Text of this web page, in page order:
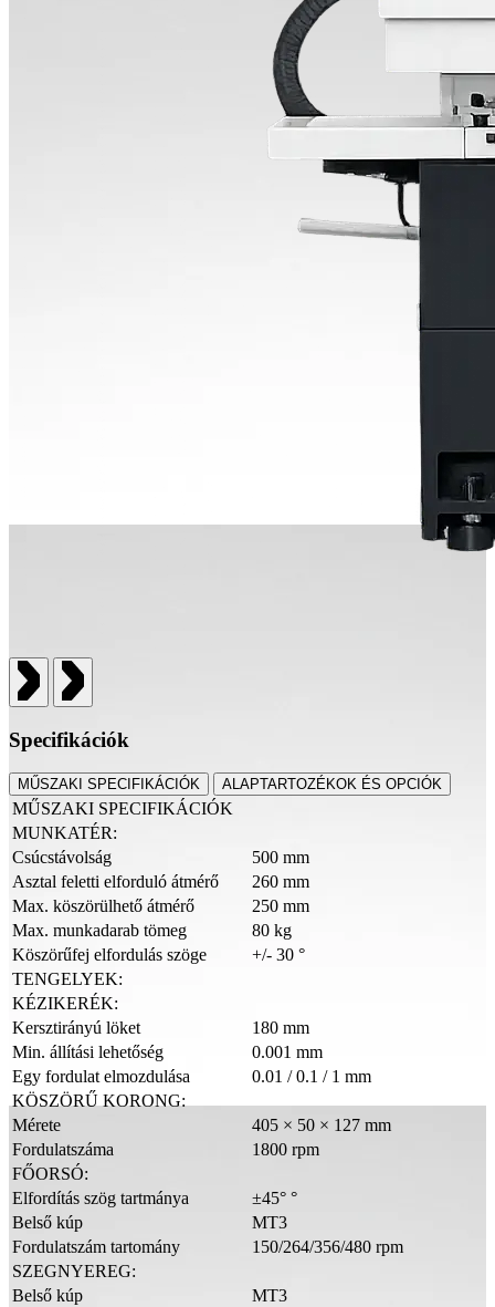
Specifikációk
MŰSZAKI SPECIFIKÁCIÓK ALAPTARTOZÉKOK ÉS OPCIÓK
MŰSZAKI SPECIFIKÁCIÓK
MUNKATÉR:
Csúcstávolság
500 mm
Asztal feletti elforduló átmérő
260 mm
Max. köszörülhető átmérő
250 mm
Max. munkadarab tömeg
80 kg
Köszörűfej elfordulás szöge
+/- 30 °
TENGELYEK:
KÉZIKERÉK:
Kersztirányú löket
180 mm
Min. állítási lehetőség
0.001 mm
Egy fordulat elmozdulása
0.01 / 0.1 / 1 mm
KÖSZÖRŰ KORONG:
Mérete
405 × 50 × 127 mm
Fordulatszáma
1800 rpm
FŐORSÓ:
Elfordítás szög tartmánya
±45° °
Belső kúp
MT3
Fordulatszám tartomány
150/264/356/480 rpm
SZEGNYEREG:
Belső kúp
MT3